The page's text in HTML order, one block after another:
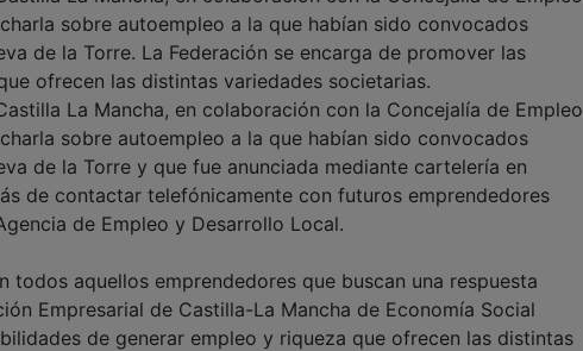
sobre autoempleo a la que habían sido convocados
de la Torre. La Federación se encarga de promover las
ofrecen las distintas variedades societarias.
La Mancha, en colaboración con la Concejalía de Empleo
sobre autoempleo a la que habían sido convocados
de la Torre y que fue anunciada mediante cartelería en
de contactar telefónicamente con futuros emprendedores
de Empleo y Desarrollo Local.
todos aquellos emprendedores que buscan una respuesta
Empresarial de Castilla-La Mancha de Economía Social
de generar empleo y riqueza que ofrecen las distintas